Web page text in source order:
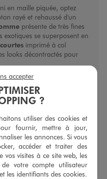
en maille piquée, optez
rayé et rehaussé d'un
présente de très fines
exotiques se superposent en
imprimé à col
looks décontractés pour
boutons. Base droite.
70
?
utiliser des cookies et
fournir, mettre à jour,
les annonces. Si vous
accéder et traiter des
vos visites à ce site web, les
votre compte utilisateur
les identifiants des cookies.
accepter